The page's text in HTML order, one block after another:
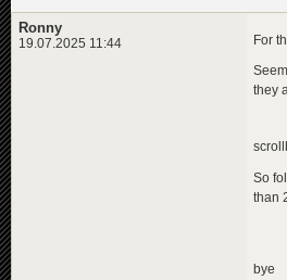
Ronny
19.07.2025 11:44 For
they
So
than
bye